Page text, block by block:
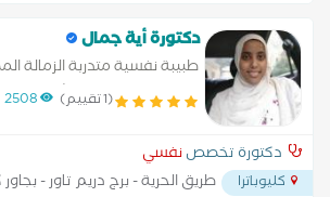
منصة نسائية كبرى، حيث قدمت دعماً نفسياً
فلسفتي العلاجية على الجمع بين العلاج
مع التركيز على التشخيص الدقيق للحالة
أفضل النتائج العلاجية.
دكتورة أية جمال
طبيبة نفسية متدربة الزمالة
وعلاج الادمان بمستشفي
(1 تقييم) 2508
دكتورة تخصصنفسي
كليوباترا
طريق الحرية - برج دريم تاور -